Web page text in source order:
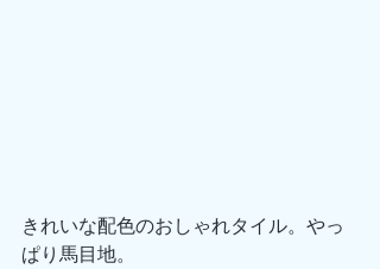
きれいな配色のおしゃれタイル。やっ
ぱり馬目地。